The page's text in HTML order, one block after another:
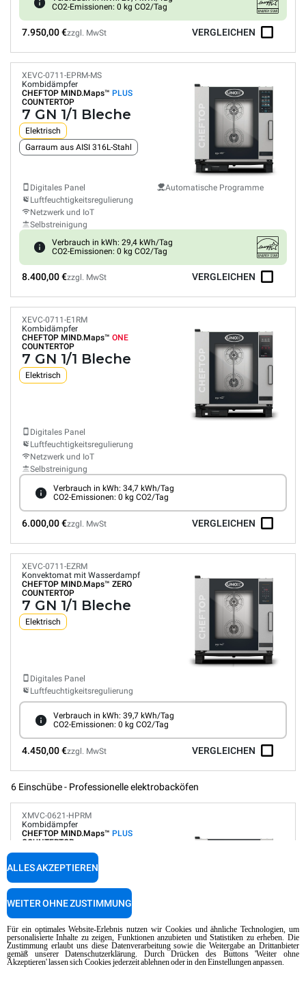
CO2-Emissionen: 0 kg CO2/Tag
7.950,00 €zzgl. MwSt VERGLEICHEN
XEVC-0711-EPRM-MS
Kombidämpfer
CHEFTOP MIND.Maps™ PLUS
COUNTERTOP
7 GN 1/1 Bleche
Elektrisch
Garraum aus AISI 316L-Stahl
Digitales Panel
Luftfeuchtigkeitsregulierung
Netzwerk und IoT
Selbstreinigung
Automatische Programme
Verbrauch in kWh: 29,4 kWh/Tag
CO2-Emissionen: 0 kg CO2/Tag
8.400,00 €zzgl. MwSt VERGLEICHEN
XEVC-0711-E1RM
Kombidämpfer
CHEFTOP MIND.Maps™ ONE
COUNTERTOP
7 GN 1/1 Bleche
Elektrisch
Digitales Panel
Luftfeuchtigkeitsregulierung
Netzwerk und IoT
Selbstreinigung
Verbrauch in kWh: 34,7 kWh/Tag
CO2-Emissionen: 0 kg CO2/Tag
6.000,00 €zzgl. MwSt VERGLEICHEN
XEVC-0711-EZRM
Konvektomat mit Wasserdampf
CHEFTOP MIND.Maps™ ZERO
COUNTERTOP
7 GN 1/1 Bleche
Elektrisch
Digitales Panel
Luftfeuchtigkeitsregulierung
Verbrauch in kWh: 39,7 kWh/Tag
CO2-Emissionen: 0 kg CO2/Tag
4.450,00 €zzgl. MwSt VERGLEICHEN
6 Einschübe - Professionelle elektrobacköfen
XMVC-0621-HPRM
Kombidämpfer
CHEFTOP MIND.Maps™ PLUS
COUNTERTOP
6 GN 2/1 Bleche
Elektrisch
Digitales Panel
Luftfeuchtigkeitsregulierung
Netzwerk und IoT
Selbstreinigung
Automatische Programme
Für ein optimales Website-Erlebnis nutzen wir Cookies und ähnliche Technologien, um
personalisierte Inhalte zu zeigen, Funktionen anzubieten und Statistiken zu erheben. Die
Zustimmung erlaubt uns diese Datenverarbeitung sowie die Weitergabe an Drittanbieter
gemäß unserer Datenschutzerklärung. Durch Drücken des Buttons 'Weiter ohne
Akzeptieren' lassen sich Cookies jederzeit ablehnen oder in den Einstellungen anpassen.
ALLES AKZEPTIEREN
WEITER OHNE ZUSTIMMUNG